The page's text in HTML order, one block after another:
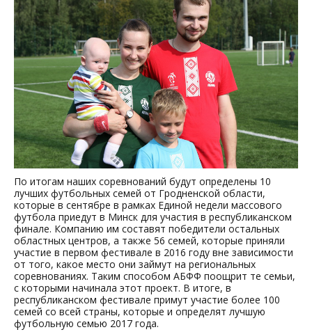
По итогам наших соревнований будут определены 10
лучших футбольных семей от Гродненской области,
которые в сентябре в рамках Единой недели массового
футбола приедут в Минск для участия в республиканском
финале. Компанию им составят победители остальных
областных центров, а также 56 семей, которые приняли
участие в первом фестивале в 2016 году вне зависимости
от того, какое место они займут на региональных
соревнованиях. Таким способом АБФФ поощрит те семьи,
с которыми начинала этот проект. В итоге, в
республиканском фестивале примут участие более 100
семей со всей страны, которые и определят лучшую
футбольную семью 2017 года.